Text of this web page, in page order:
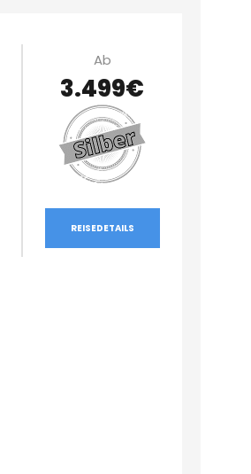
Ab
3.499€
REISEDETAILS